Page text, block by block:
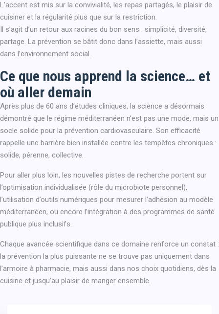
L’accent est mis sur la convivialité, les repas partagés, le plaisir de
cuisiner et la régularité plus que sur la restriction.
Il s’agit d’un retour aux racines du bon sens : simplicité, diversité,
partage. La prévention se bâtit donc dans l’assiette, mais aussi
dans l’environnement social.
Ce que nous apprend la science… et
où aller demain
Après plus de 60 ans d’études cliniques, la science a désormais
démontré que le régime méditerranéen n’est pas une mode, mais un
socle solide pour la prévention cardiovasculaire. Son efficacité
rappelle une barrière bien installée contre les tempêtes chroniques :
solide, pérenne, collective.
Pour aller plus loin, les nouvelles pistes de recherche portent sur
l’optimisation individualisée (rôle du microbiote personnel),
l’utilisation d’outils numériques pour mesurer l’adhésion au modèle
méditerranéen, ou encore l’intégration à des programmes de santé
publique plus inclusifs.
Chaque avancée scientifique dans ce domaine renforce un constat :
la prévention la plus puissante ne se trouve pas uniquement dans
l’armoire à pharmacie, mais aussi dans nos choix quotidiens, dès la
cuisine et jusqu’au plaisir de manger ensemble.